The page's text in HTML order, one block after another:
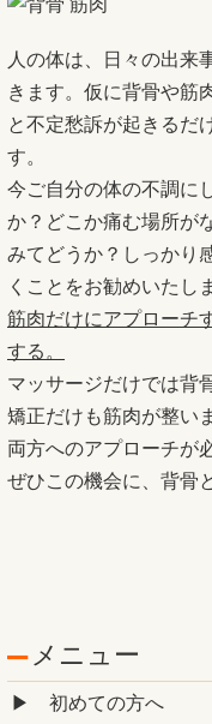
人の体は、日々の出来
きます。仮に背骨や筋
と不定愁訴が起きるだ
す。
今ご自分の体の不調に
か？どこか痛む場所が
みてどうか？しっかり
くことをお勧めいたし
筋肉だけにアプローチ
する。
マッサージだけでは背
矯正だけも筋肉が整い
両方へのアプローチが
ぜひこの機会に、背骨
メニュー
初めての方へ